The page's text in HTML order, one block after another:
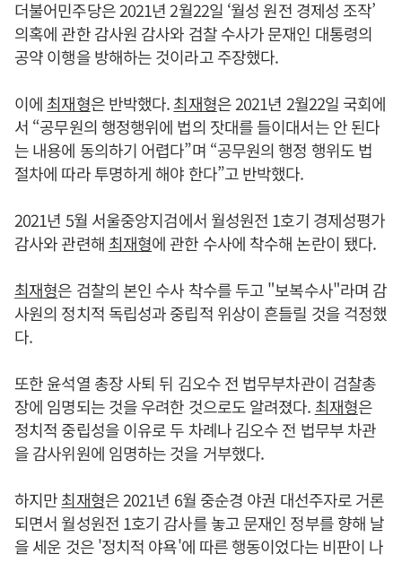
더불어민주당은 2021년 2월22일 ‘월성 원전 경제성 조작’
의혹에 관한 감사원 감사와 검찰 수사가 문재인 대통령의
공약 이행을 방해하는 것이라고 주장했다.
이에 최재형은 반박했다.최재형은 2021년 2월22일 국회에
서 “공무원의 행정행위에 법의 잣대를 들이대서는 안 된다
는 내용에 동의하기 어렵다”며 “공무원의 행정 행위도 법
절차에 따라 투명하게 해야 한다”고 반박했다.
2021년 5월 서울중앙지검에서 월성원전 1호기 경제성평가
감사와 관련해 최재형에 관한 수사에 착수해 논란이 됐다.
최재형은 검찰의 본인 수사 착수를 두고 "보복수사"라며 감
사원의 정치적 독립성과 중립적 위상이 흔들릴 것을 걱정했
다.
또한 윤석열 총장 사퇴 뒤 김오수 전 법무부차관이 검찰총
장에 임명되는 것을 우려한 것으로도 알려졌다. 최재형은
정치적 중립성을 이유로 두 차례나 김오수 전 법무부 차관
을 감사위원에 임명하는 것을 거부했다.
하지만최재형은 2021년 6월 중순경 야권 대선주자로 거론
되면서 월성원전 1호기 감사를 놓고 문재인 정부를 향해 날
을 세운 것은 '정치적 야욕'에 따른 행동이었다는 비판이 나